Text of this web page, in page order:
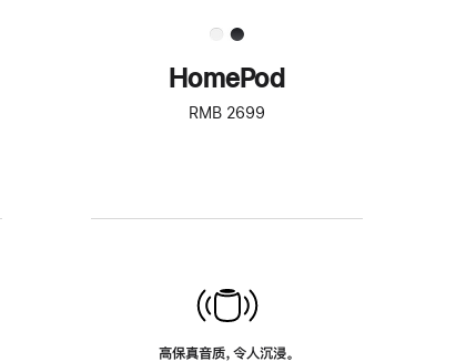
HomePod
RMB 2699
高保真音质，令人沉浸。